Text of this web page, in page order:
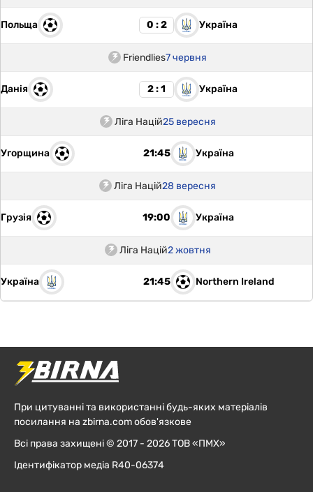
Польща 0 : 2 Україна
Friendlies7 червня
Данія 2 : 1 Україна
Ліга Націй25 вересня
Угорщина 21:45 Україна
Ліга Націй28 вересня
Грузія 19:00 Україна
Ліга Націй2 жовтня
Україна 21:45 Northern Ireland
При цитуванні та використанні будь-яких матеріалів
посилання на zbirna.com обов'язкове
Всі права захищені © 2017 - 2026 ТОВ «ПМХ»
Ідентифікатор медіа R40-06374